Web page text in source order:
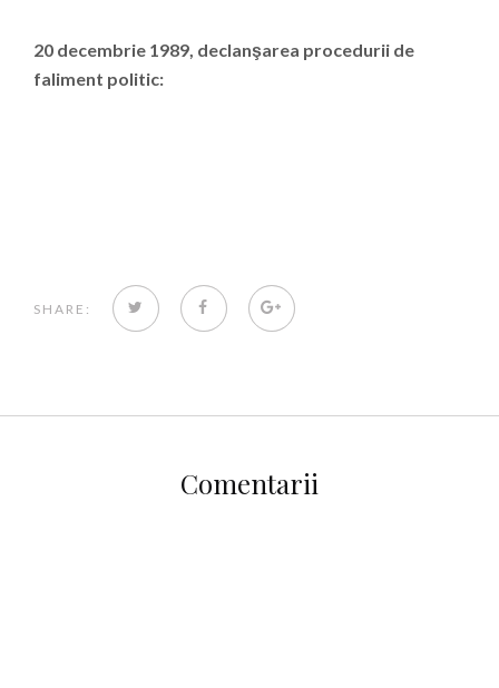
20 decembrie 1989, declanşarea procedurii de
faliment politic:
SHARE: TWITTERFACEBOOKGOOGLE+
Comentarii